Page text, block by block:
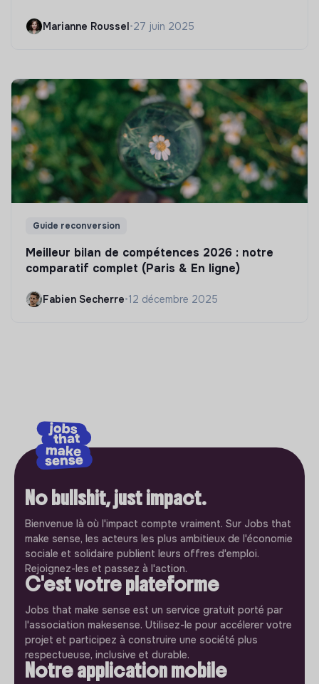
Marianne Roussel•27 juin 2025
Guide reconversion
Meilleur bilan de compétences 2026 : notre
comparatif complet (Paris & En ligne)
Fabien Secherre•12 décembre 2025
No bullshit, just impact.
Bienvenue là où l'impact compte vraiment. Sur Jobs that
make sense, les acteurs les plus ambitieux de l'économie
sociale et solidaire publient leurs offres d'emploi.
Rejoignez-les et passez à l'action.
C'est votre plateforme
Jobs that make sense est un service gratuit porté par
l'association makesense. Utilisez-le pour accélerer votre
projet et participez à construire une société plus
respectueuse, inclusive et durable.
Notre application mobile